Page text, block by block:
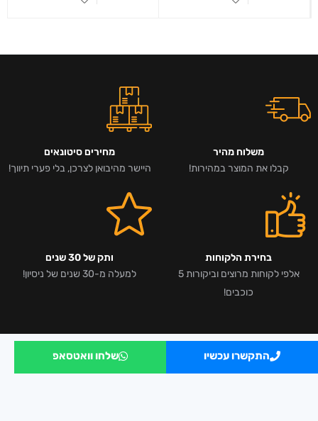
משלוח מהיר
קבלו את המוצר במהירות!
מחירים סיטונאים
היישר מהיבואן לצרכן, בלי פערי תיווך!
בחירת הלקוחות
אלפי לקוחות מרוצים וביקורות 5
כוכבים!
ותק של 30 שנים
למעלה מ-30 שנים של ניסיון!
התקשרו עכשיו שלחו וואטסאפ